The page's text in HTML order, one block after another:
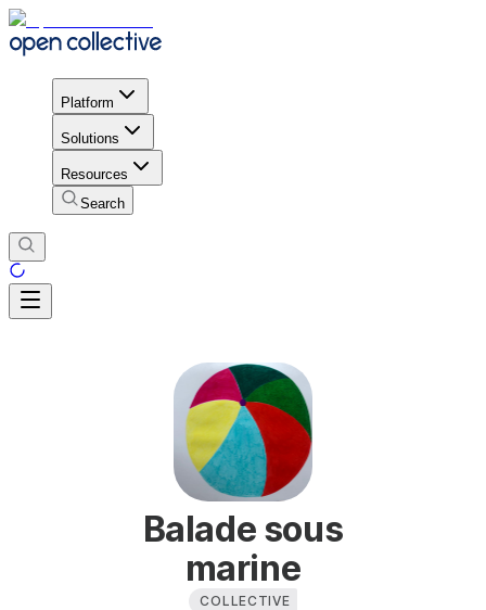
Platform
Solutions
Resources
Search
Balade sous
marine
COLLECTIVE